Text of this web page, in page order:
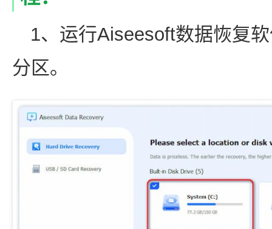
1、运行Aiseesoft数据恢复
分区。